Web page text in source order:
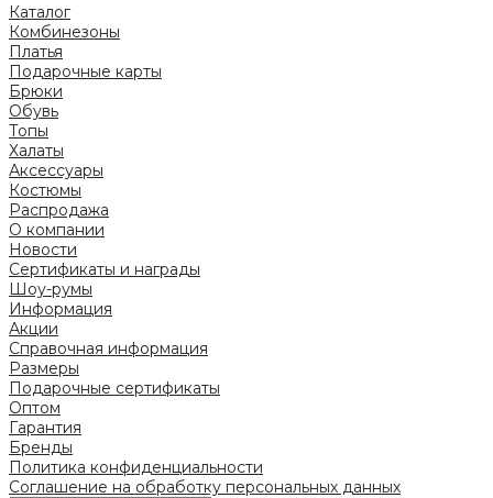
Каталог
Комбинезоны
Платья
Подарочные карты
Брюки
Обувь
Топы
Халаты
Аксессуары
Костюмы
Распродажа
О компании
Новости
Сертификаты и награды
Шоу-румы
Информация
Акции
Справочная информация
Размеры
Подарочные сертификаты
Оптом
Гарантия
Бренды
Политика конфиденциальности
Соглашение на обработку персональных данных